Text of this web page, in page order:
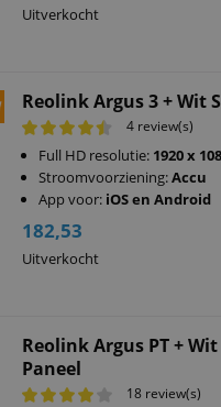
Uitverkocht
Reolink Argus 3 + Wit
4 review(s)
Full HD resolutie: 1920 x
Stroomvoorziening:Accu
App voor: iOS en Android
182,53
Uitverkocht
Reolink Argus PT +
Paneel
18 review(s)